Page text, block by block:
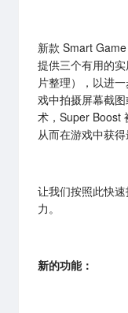
新款 Smart
提供三个有用的
片整理），以进
戏中拍摄屏幕截
术，Super Boost
从而在游戏中获得
让我们按照此快
力。
新的功能：